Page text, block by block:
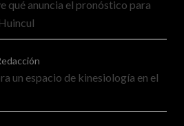
qué anuncia el pronóstico para
un espacio de kinesiología en el